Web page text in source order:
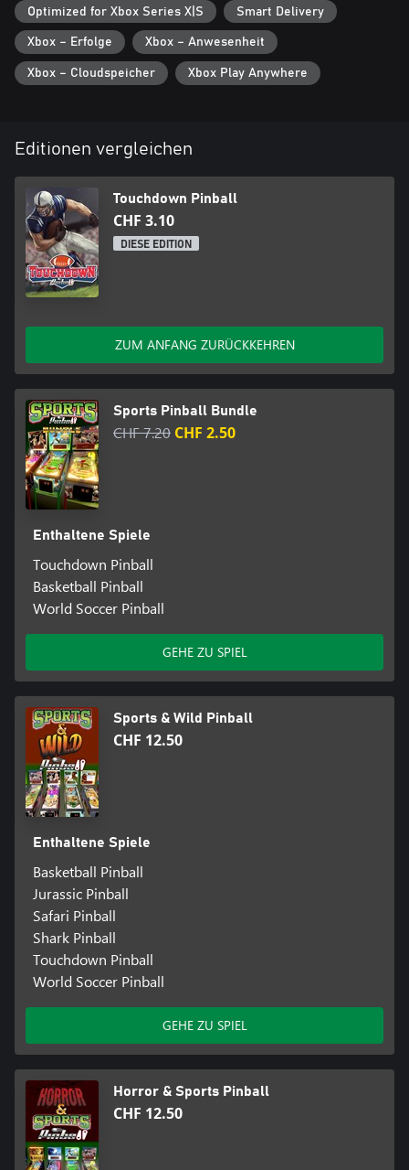
Optimized for Xbox Series X|S Smart Delivery
Xbox – Erfolge Xbox – Anwesenheit
Xbox – Cloudspeicher Xbox Play Anywhere
Editionen vergleichen
Touchdown Pinball
CHF 3.10
DIESE EDITION
ZUM ANFANG ZURÜCKKEHREN
Sports Pinball Bundle
CHF 7.20 CHF 2.50
Enthaltene Spiele
Touchdown Pinball
Basketball Pinball
World Soccer Pinball
GEHE ZU SPIEL
Sports & Wild Pinball
CHF 12.50
Enthaltene Spiele
Basketball Pinball
Jurassic Pinball
Safari Pinball
Shark Pinball
Touchdown Pinball
World Soccer Pinball
GEHE ZU SPIEL
Horror & Sports Pinball
CHF 12.50